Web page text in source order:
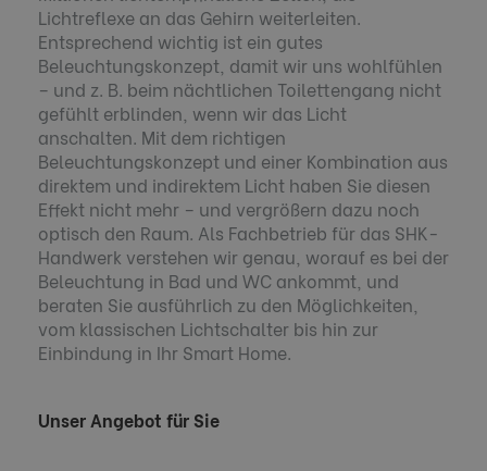
Lichtreflexe an das Gehirn weiterleiten.
Entsprechend wichtig ist ein gutes
Beleuchtungskonzept, damit wir uns wohlfühlen
– und z. B. beim nächtlichen Toilettengang nicht
gefühlt erblinden, wenn wir das Licht
anschalten. Mit dem richtigen
Beleuchtungskonzept und einer Kombination aus
direktem und indirektem Licht haben Sie diesen
Effekt nicht mehr – und vergrößern dazu noch
optisch den Raum. Als Fachbetrieb für das SHK-
Handwerk verstehen wir genau, worauf es bei der
Beleuchtung in Bad und WC ankommt, und
beraten Sie ausführlich zu den Möglichkeiten,
vom klassischen Lichtschalter bis hin zur
Einbindung in Ihr Smart Home.
Unser Angebot für Sie